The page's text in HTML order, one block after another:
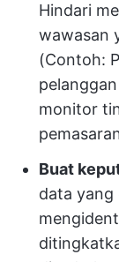
Hindari
wawasan
(Contoh:
monitor
Buat
data yang